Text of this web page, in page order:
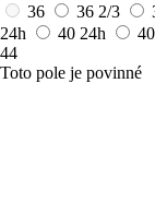
36
36 2/3
24h
40 24h
44
Toto pole je povinné